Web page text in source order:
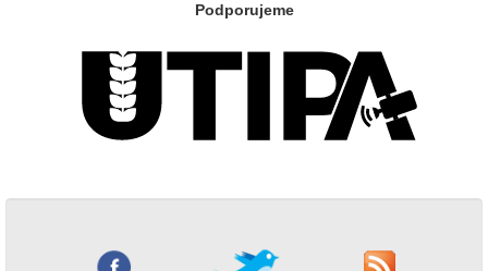
Podporujeme